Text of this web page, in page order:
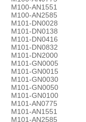
M100-AN1551
M100-AN2585
M101-DN0028
M101-DN0138
M101-DN0416
M101-DN0832
M101-DN2000
M101-GN0005
M101-GN0015
M101-GN0030
M101-GN0050
M101-GN0100
M101-AN0775
M101-AN1551
M101-AN2585